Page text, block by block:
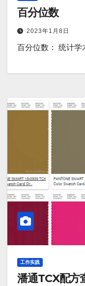
百分位数
2023年1月8日
百分位数： 统计
工作实践
潘通TCX配方